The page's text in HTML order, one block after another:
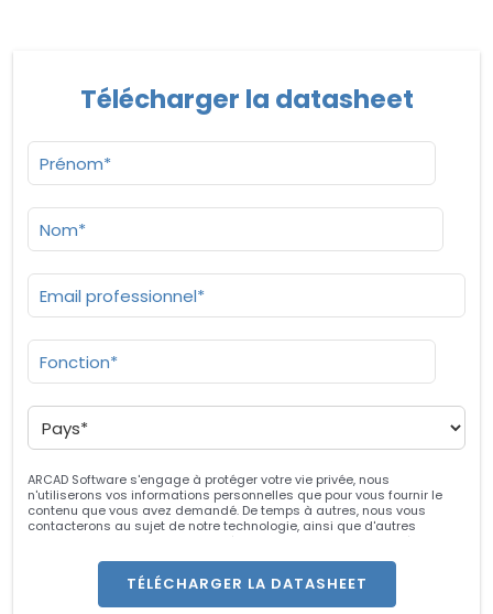
Télécharger la datasheet
ARCAD Software s'engage à protéger votre vie privée, nous
n'utiliserons vos informations personnelles que pour vous fournir le
contenu que vous avez demandé. De temps à autres, nous vous
contacterons au sujet de notre technologie, ainsi que d'autres
contenus qui pourraient vous intéresser. Vous pouvez vous désinscrire
à tout moment. Pour plus d'informations sur nos pratiques de
confidentialité, veuillez consulter notre
cliquant ci-dessous, vous autorisez ARCAD à stocker les informations
soumises ci-dessus pour vous fournir le contenu demandé.